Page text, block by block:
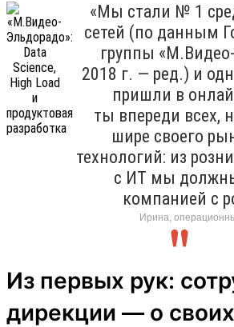
«Мы стали № 1
сетей (по данным
группы
2018 г. — ред.) и
пришли в
ты впереди всех,
шире своего
технологий: из
с ИТ мы
компанией с
Ирина,
Из первых рук:
дирекции — о